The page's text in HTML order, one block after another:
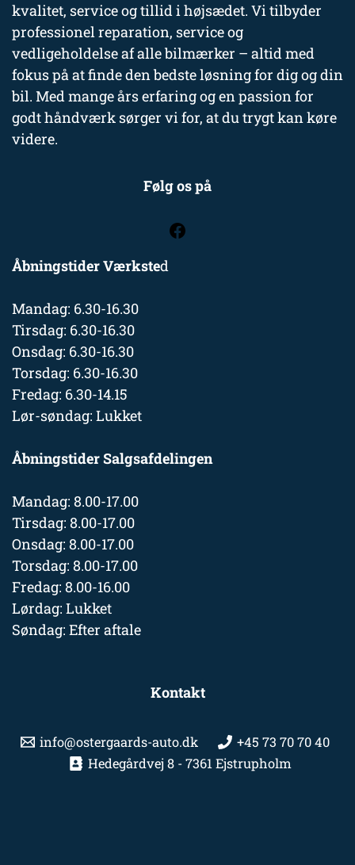
kvalitet, service og tillid i højsædet. Vi tilbyder
professionel reparation, service og
vedligeholdelse af alle bilmærker – altid med
fokus på at finde den bedste løsning for dig og din
bil. Med mange års erfaring og en passion for
godt håndværk sørger vi for, at du trygt kan køre
videre.
Følg os på
Åbningstider Værksted
Mandag: 6.30-16.30
Tirsdag: 6.30-16.30
Onsdag: 6.30-16.30
Torsdag: 6.30-16.30
Fredag: 6.30-14.15
Lør-søndag: Lukket
Åbningstider Salgsafdelingen
Mandag: 8.00-17.00
Tirsdag: 8.00-17.00
Onsdag: 8.00-17.00
Torsdag: 8.00-17.00
Fredag: 8.00-16.00
Lørdag: Lukket
Søndag: Efter aftale
Kontakt
info@ostergaards-auto.dk
+45 73 70 70 40
Hedegårdvej 8 - 7361 Ejstrupholm